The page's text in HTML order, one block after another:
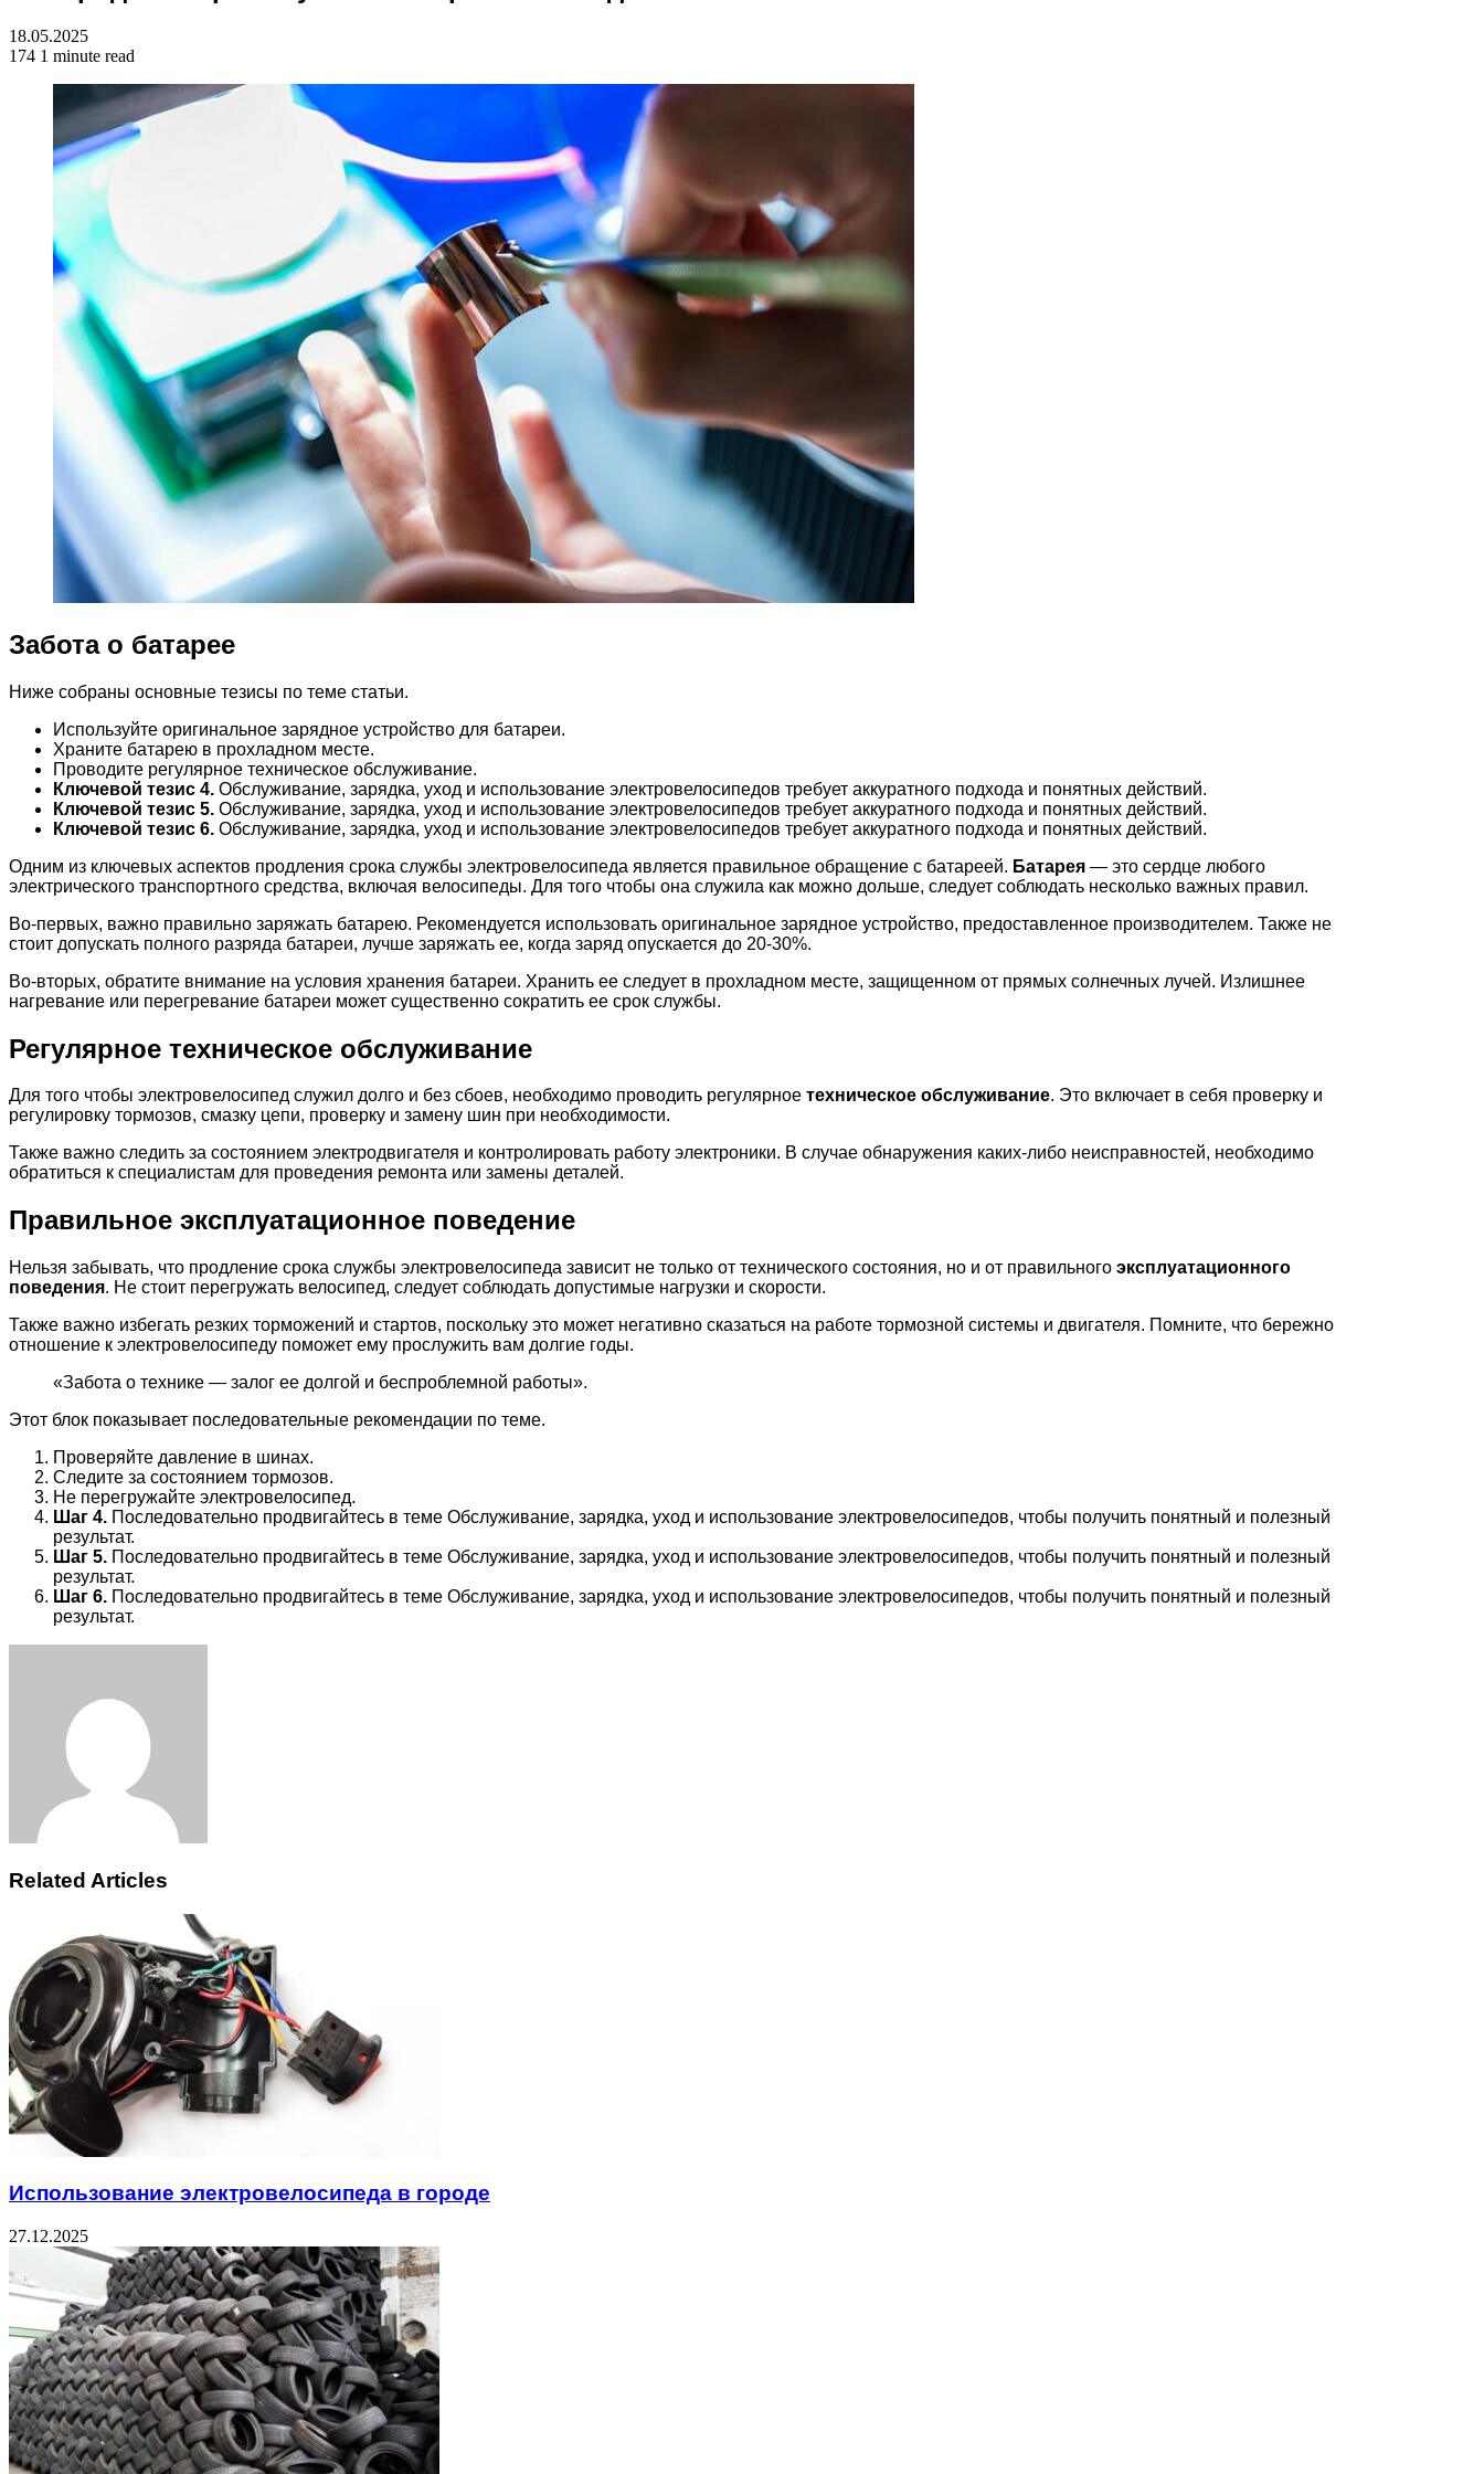
18.05.2025
174 1 minute read
Забота о батарее
Ниже собраны основные тезисы по теме статьи.
Используйте оригинальное зарядное устройство для батареи.
Храните батарею в прохладном месте.
Проводите регулярное техническое обслуживание.
Ключевой тезис 4. Обслуживание, зарядка, уход и использование электровелосипедов требует аккуратного подхода и понятных действий.
Ключевой тезис 5. Обслуживание, зарядка, уход и использование электровелосипедов требует аккуратного подхода и понятных действий.
Ключевой тезис 6. Обслуживание, зарядка, уход и использование электровелосипедов требует аккуратного подхода и понятных действий.
Одним из ключевых аспектов продления срока службы электровелосипеда является правильное обращение с батареей. Батарея — это сердце любого
электрического транспортного средства, включая велосипеды. Для того чтобы она служила как можно дольше, следует соблюдать несколько важных правил.
Во-первых, важно правильно заряжать батарею. Рекомендуется использовать оригинальное зарядное устройство, предоставленное производителем. Также не
стоит допускать полного разряда батареи, лучше заряжать ее, когда заряд опускается до 20-30%.
Во-вторых, обратите внимание на условия хранения батареи. Хранить ее следует в прохладном месте, защищенном от прямых солнечных лучей. Излишнее
нагревание или перегревание батареи может существенно сократить ее срок службы.
Регулярное техническое обслуживание
Для того чтобы электровелосипед служил долго и без сбоев, необходимо проводить регулярное техническое обслуживание. Это включает в себя проверку и
регулировку тормозов, смазку цепи, проверку и замену шин при необходимости.
Также важно следить за состоянием электродвигателя и контролировать работу электроники. В случае обнаружения каких-либо неисправностей, необходимо
обратиться к специалистам для проведения ремонта или замены деталей.
Правильное эксплуатационное поведение
Нельзя забывать, что продление срока службы электровелосипеда зависит не только от технического состояния, но и от правильного эксплуатационного
поведения. Не стоит перегружать велосипед, следует соблюдать допустимые нагрузки и скорости.
Также важно избегать резких торможений и стартов, поскольку это может негативно сказаться на работе тормозной системы и двигателя. Помните, что бережно
отношение к электровелосипеду поможет ему прослужить вам долгие годы.
«Забота о технике — залог ее долгой и беспроблемной работы».
Этот блок показывает последовательные рекомендации по теме.
Проверяйте давление в шинах.
Следите за состоянием тормозов.
Не перегружайте электровелосипед.
Шаг 4. Последовательно продвигайтесь в теме Обслуживание, зарядка, уход и использование электровелосипедов, чтобы получить понятный и полезный
результат.
Шаг 5. Последовательно продвигайтесь в теме Обслуживание, зарядка, уход и использование электровелосипедов, чтобы получить понятный и полезный
результат.
Шаг 6. Последовательно продвигайтесь в теме Обслуживание, зарядка, уход и использование электровелосипедов, чтобы получить понятный и полезный
результат.
Related Articles
Использование электровелосипеда в городе
27.12.2025